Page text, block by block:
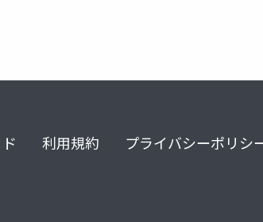
利用規約 プライバシーポリシ